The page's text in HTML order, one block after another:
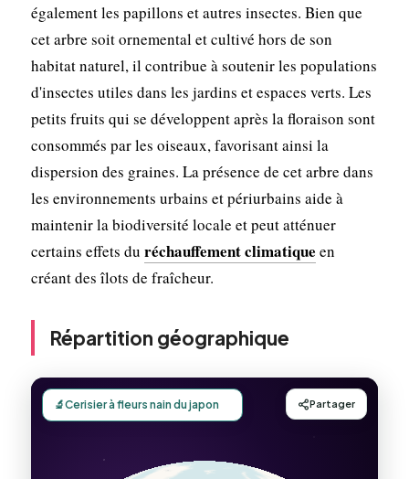
également les papillons et autres insectes. Bien que
cet arbre soit ornemental et cultivé hors de son
habitat naturel, il contribue à soutenir les populations
d'insectes utiles dans les jardins et espaces verts. Les
petits fruits qui se développent après la floraison sont
consommés par les oiseaux, favorisant ainsi la
dispersion des graines. La présence de cet arbre dans
les environnements urbains et périurbains aide à
maintenir la biodiversité locale et peut atténuer
certains effets du réchauffement climatique en
créant des îlots de fraîcheur.
Répartition géographique